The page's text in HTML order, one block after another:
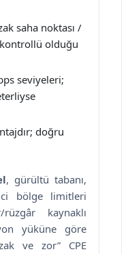
saha noktası /
olduğu
seviyeleri;
doğru
, gürültü tabanı,
bölge limitleri
kaynaklı
yüküne göre
ve zor” CPE